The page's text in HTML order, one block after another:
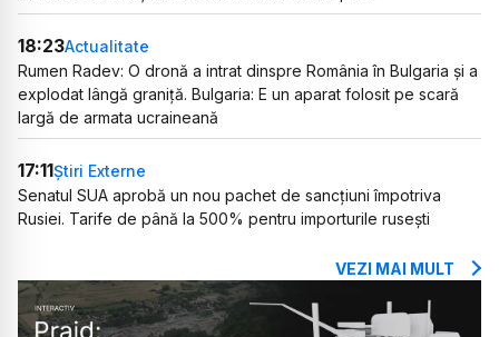
18:23Actualitate
Rumen Radev: O dronă a intrat dinspre România în Bulgaria și a
explodat lângă graniță. Bulgaria: E un aparat folosit pe scară
largă de armata ucraineană
17:11Știri Externe
Senatul SUA aprobă un nou pachet de sancțiuni împotriva
Rusiei. Tarife de până la 500% pentru importurile rusești
VEZI MAI MULT